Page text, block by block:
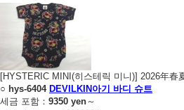
[HYSTERIC MINI(히스테릭 미니)] 2026年春
○ hys-6404 DEVILKIN아기 바디 슈트
세금 포함： 9350 yen～